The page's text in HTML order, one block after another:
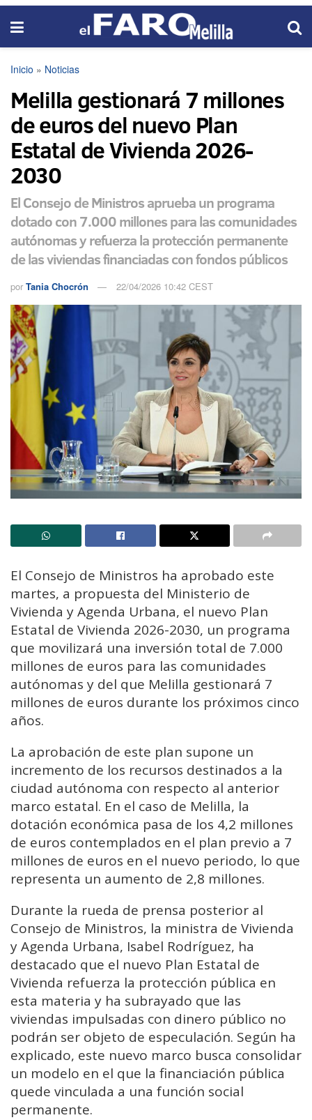
Inicio » Noticias
Melilla gestionará 7 millones
de euros del nuevo Plan
Estatal de Vivienda 2026-
2030
El Consejo de Ministros aprueba un programa
dotado con 7.000 millones para las comunidades
autónomas y refuerza la protección permanente
de las viviendas financiadas con fondos públicos
por Tania Chocrón 22/04/2026 10:42 CEST
El Consejo de Ministros ha aprobado este
martes, a propuesta del Ministerio de
Vivienda y Agenda Urbana, el nuevo Plan
Estatal de Vivienda 2026-2030, un programa
que movilizará una inversión total de 7.000
millones de euros para las comunidades
autónomas y del que Melilla gestionará 7
millones de euros durante los próximos cinco
años.
La aprobación de este plan supone un
incremento de los recursos destinados a la
ciudad autónoma con respecto al anterior
marco estatal. En el caso de Melilla, la
dotación económica pasa de los 4,2 millones
de euros contemplados en el plan previo a 7
millones de euros en el nuevo periodo, lo que
representa un aumento de 2,8 millones.
Durante la rueda de prensa posterior al
Consejo de Ministros, la ministra de Vivienda
y Agenda Urbana, Isabel Rodríguez, ha
destacado que el nuevo Plan Estatal de
Vivienda refuerza la protección pública en
esta materia y ha subrayado que las
viviendas impulsadas con dinero público no
podrán ser objeto de especulación. Según ha
explicado, este nuevo marco busca consolidar
un modelo en el que la financiación pública
quede vinculada a una función social
permanente.